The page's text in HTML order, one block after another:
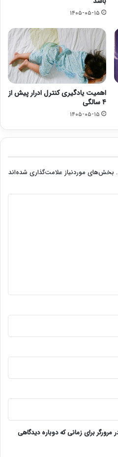
۱۴۰۵-۰۵-۱۵
اهمیت یادگیری کنترل ادرار پیش از
۴ سالگی
۱۴۰۵-۰۵-۱۵
بخش‌های موردنیاز علامت‌گذاری شده‌اند
برای زمانی که دوباره دیدگاهی